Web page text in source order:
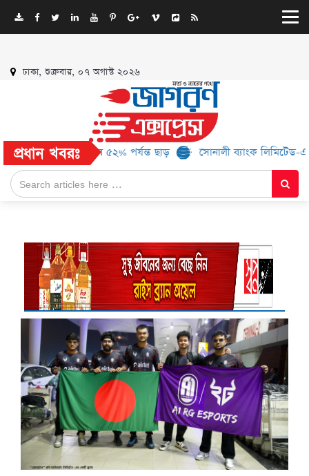
ঢাকা, শুক্রবার, ০৭ অগাস্ট ২০২৬
প্রধান খবরঃ
ব্র্যান্ড, মিলবে ৫২% পর্যন্ত ছাড় সোনালী ব্যাংক লিমিটেড-এর ‘কৃষক